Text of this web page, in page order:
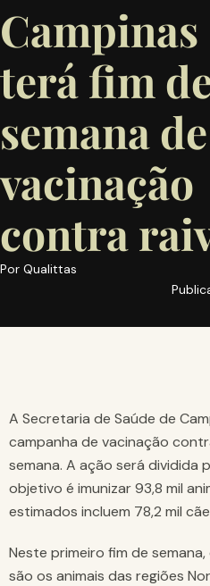
Campinas
terá fim
semana de
vacinação
contra
Por Qualittas
A Secretaria de Saúde de
campanha de vacinação
semana. A ação será dividida
objetivo é imunizar 93,8 mil
estimados incluem 78,2 mil
Neste primeiro fim de
são os animais das regiões